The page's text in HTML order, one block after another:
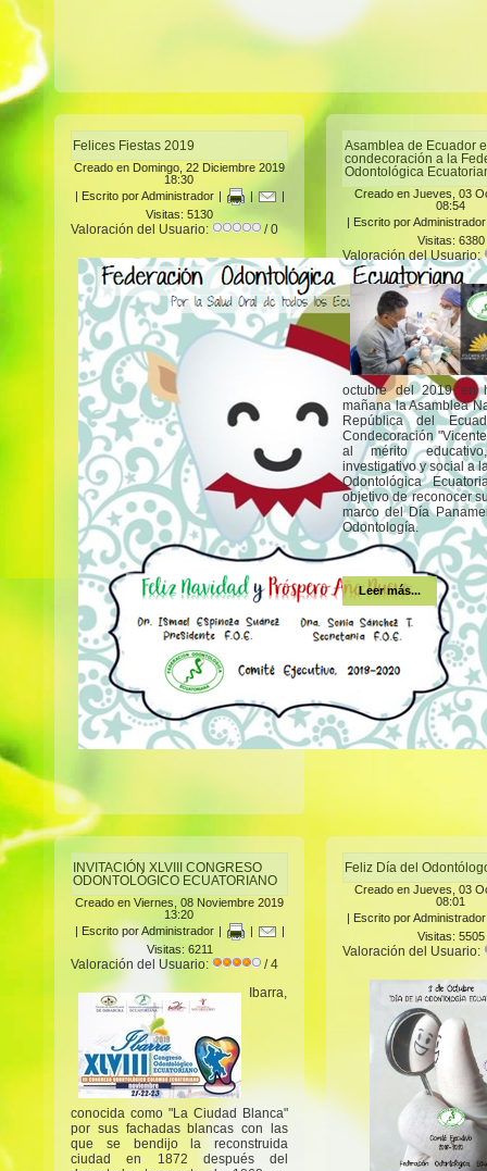
Felices Fiestas 2019
Creado en Domingo, 22 Diciembre 2019
18:30
| Escrito por Administrador | |
|
Visitas: 5130
Valoración del Usuario: / 0
Asamblea de Ecuador
condecoración a la
Odontológica
Creado en Jueves, 03
08:54
| Escrito por Administrador
Visitas: 6380
Valoración del Usuario:
octubre del 2019 en
mañana la Asamblea
República del
Condecoración
al mérito
investigativo y social a
Odontológica
objetivo de reconocer
marco del Día
Odontología.
Leer más...
INVITACIÓN XLVIII CONGRESO
ODONTOLÓGICO ECUATORIANO
Creado en Viernes, 08 Noviembre 2019
13:20
| Escrito por Administrador | |
|
Visitas: 6211
Valoración del Usuario:
/ 4
Ibarra,
conocida como "La Ciudad Blanca"
por sus fachadas blancas con las
que se bendijo la reconstruida
ciudad en 1872 después del
Feliz Día del
Creado en Jueves, 03
08:01
| Escrito por Administrador
Visitas: 5505
Valoración del Usuario: